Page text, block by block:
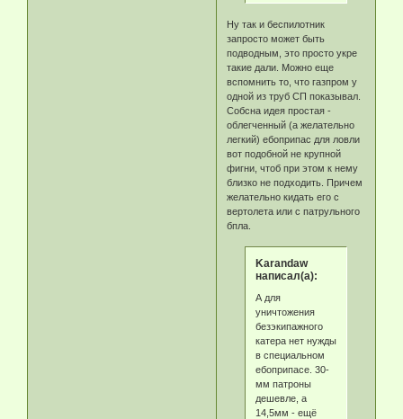
Ну так и беспилотник
запросто может быть
подводным, это просто укре
такие дали. Можно еще
вспомнить то, что газпром у
одной из труб СП показывал.
Собсна идея простая -
облегченный (а желательно
легкий) ебоприпас для ловли
вот подобной не крупной
фигни, чтоб при этом к нему
близко не подходить. Причем
желательно кидать его с
вертолета или с патрульного
бпла.
Karandaw
написал(а):
А для
уничтожения
безэкипажного
катера нет нужды
в специальном
ебоприпасе. 30-
мм патроны
дешевле, а
14,5мм - ещё